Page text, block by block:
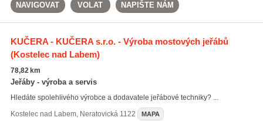
NAVIGOVAT VOLAT NAPIŠTE NÁM
KUČERA - KUČERA s.r.o. - Výroba mostových jeřábů
(Kostelec nad Labem)
78,82 km
Jeřáby - výroba a servis
Hledáte spolehlivého výrobce a dodavatele jeřábové techniky? ...
Kostelec nad Labem, Neratovická 1122 MAPA